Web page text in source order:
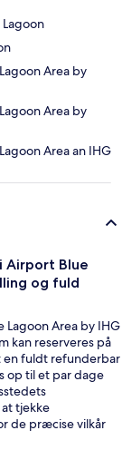
Area by
Area by
Area an IHG
Airport Blue
og fuld
Lagoon Area by IHG
kan reserveres på
en fuldt refunderbar
op til et par dage
tjekke
de præcise vilkår